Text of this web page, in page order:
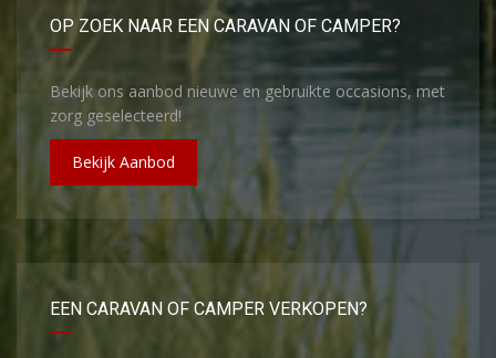
OP ZOEK NAAR EEN CARAVAN OF CAMPER?
Bekijk ons aanbod nieuwe en gebruikte occasions, met
zorg geselecteerd!
Bekijk Aanbod
EEN CARAVAN OF CAMPER VERKOPEN?